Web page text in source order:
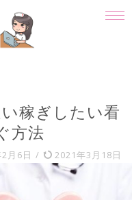
い稼ぎしたい看
方法
月6日 / 2021年3月18日